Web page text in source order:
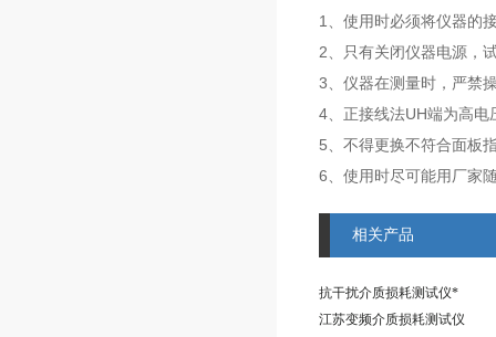
1、使用时必须将仪器的
2、只有关闭仪器电源，
3、仪器在测量时，严禁
4、正接线法UH端为高
5、不得更换不符合面板
6、使用时尽可能用厂家
相关产品
抗干扰介质损耗测试仪*
江苏变频介质损耗测试仪